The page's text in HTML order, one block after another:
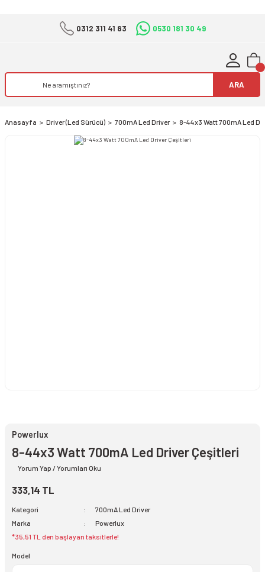
0312 311 41 83 0530 181 30 49
ARA
Anasayfa Driver (Led Sürücü) 700mA Led Driver 8-44x3 Watt 700mA Led
Powerlux
8-44x3 Watt 700mA Led Driver Çeşitleri
Yorum Yap / Yorumları Oku
333,14 TL
Kategori
700mA Led Driver
Marka
Powerlux
*35,51 TL den başlayan taksitlerle!
Model